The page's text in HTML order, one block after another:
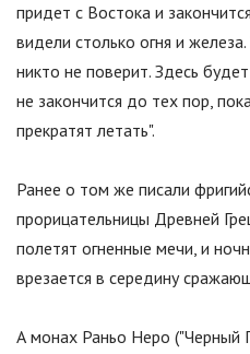
придет с Востока и
видели столько огня и
никто не поверит. Здесь
не закончится до тех пор,
прекратят летать".
Ранее о том же писали
прорицательницы Древней
полетят огненные мечи, и
врезается в середину
А монах Раньо Неро ("Черный